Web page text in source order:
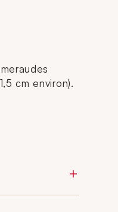
cm environ).